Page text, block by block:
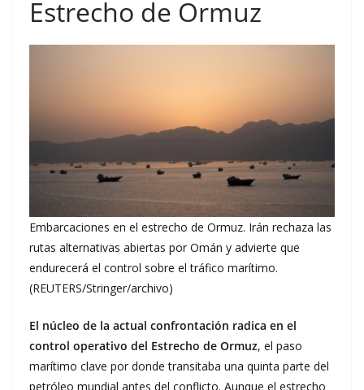
Estrecho de Ormuz
Embarcaciones en el estrecho de Ormuz. Irán rechaza las
rutas alternativas abiertas por Omán y advierte que
endurecerá el control sobre el tráfico marítimo.
(REUTERS/Stringer/archivo)
El núcleo de la actual confrontación radica en el
control operativo del Estrecho de Ormuz, el paso
marítimo clave por donde transitaba una quinta parte del
petróleo mundial antes del conflicto. Aunque el estrecho